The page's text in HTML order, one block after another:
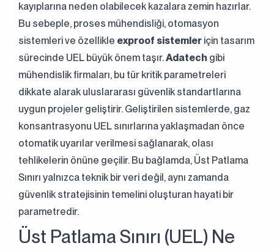
kayıplarına neden olabilecek kazalara zemin hazırlar.
Bu sebeple, proses mühendisliği, otomasyon
sistemleri ve özellikle exproof sistemler için tasarım
sürecinde UEL büyük önem taşır.Adatech gibi
mühendislik firmaları, bu tür kritik parametreleri
dikkate alarak uluslararası güvenlik standartlarına
uygun projeler geliştirir. Geliştirilen sistemlerde, gaz
konsantrasyonu UEL sınırlarına yaklaşmadan önce
otomatik uyarılar verilmesi sağlanarak, olası
tehlikelerin önüne geçilir. Bu bağlamda, Üst Patlama
Sınırı yalnızca teknik bir veri değil, aynı zamanda
güvenlik stratejisinin temelini oluşturan hayati bir
parametredir.
Üst Patlama Sınırı (UEL) Ne